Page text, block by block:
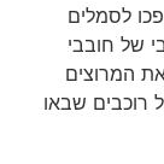
לסמלים
של חובבי
המרוצים
רוכבים שבאו